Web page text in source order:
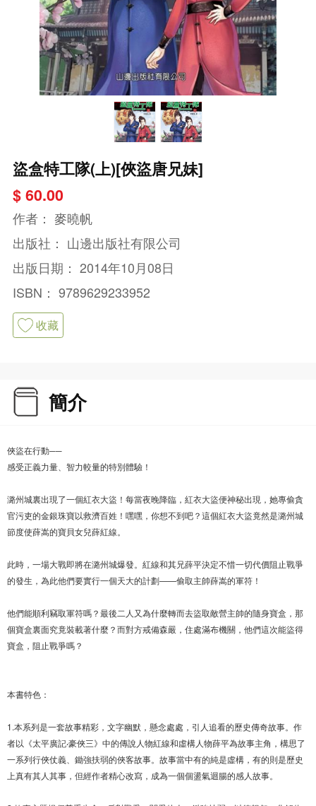
盜盒特工隊(上)[俠盜唐兄妹]
$ 60.00
作者： 麥曉帆
出版社： 山邊出版社有限公司
出版日期： 2014年10月08日
ISBN： 9789629233952
收藏
簡介
俠盜在行動──
感受正義力量、智力較量的特別體驗！
潞州城裏出現了一個紅衣大盜！每當夜晚降臨，紅衣大盜便神秘出現，她專偷貪
官污吏的金銀珠寶以救濟百姓！嘿嘿，你想不到吧？這個紅衣大盜竟然是潞州城
節度使薛嵩的寶貝女兒薛紅線。
此時，一場大戰即將在潞州城爆發。紅線和其兄薛平決定不惜一切代價阻止戰爭
的發生，為此他們要實行一個天大的計劃——偷取主帥薛嵩的軍符！
他們能順利竊取軍符嗎？最後二人又為什麼轉而去盜取敵營主帥的隨身寶盒，那
個寶盒裏面究竟裝載著什麼？而對方戒備森嚴，住處滿布機關，他們這次能盜得
寶盒，阻止戰爭嗎？
本書特色：
1.本系列是一套故事精彩，文字幽默，懸念處處，引人追看的歷史傳奇故事。作
者以《太平廣記‧豪俠三》中的傳說人物紅線和虛構人物薛平為故事主角，構思了
一系列行俠仗義、鋤強扶弱的俠客故事。故事當中有的純是虛構，有的則是歷史
上真有其人其事，但經作者精心改寫，成為一個個盪氣迴腸的感人故事。